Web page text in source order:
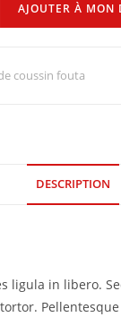
AJOUTER À MON
coussin fouta
DESCRIPTION
ligula in libero.